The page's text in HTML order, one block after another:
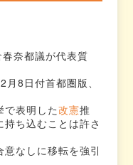
奈都議が代表質
月8日付首都圏版、
表明した改憲推
ち込むことは許さ
意なしに移転を強引